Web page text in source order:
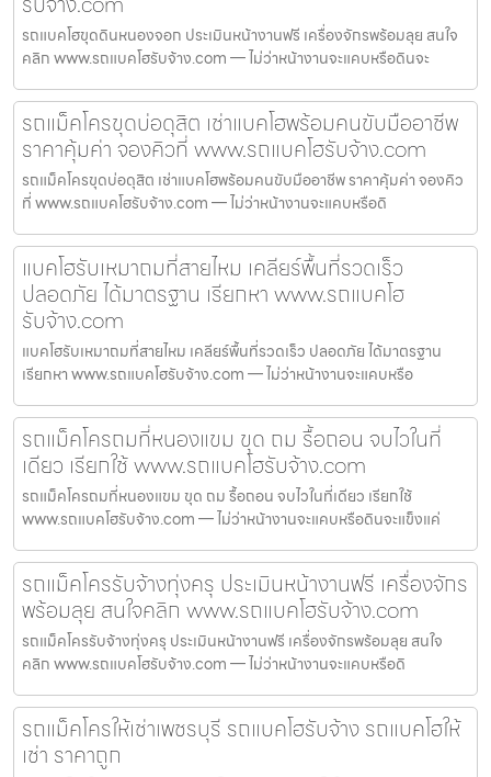
รถแบคโฮขุดดินหนองจอก ประเมินหน้างานฟรี เครื่องจักรพร้อมลุย สนใจ
คลิก www.รถแบคโฮรับจ้าง.com — ไม่ว่าหน้างานจะแคบหรือดินจะ
รถแม็คโครขุดบ่อดุสิต เช่าแบคโฮพร้อมคนขับมืออาชีพ
ราคาคุ้มค่า จองคิวที่ www.รถแบคโฮรับจ้าง.com
รถแม็คโครขุดบ่อดุสิต เช่าแบคโฮพร้อมคนขับมืออาชีพ ราคาคุ้มค่า จองคิว
ที่ www.รถแบคโฮรับจ้าง.com — ไม่ว่าหน้างานจะแคบหรือดิ
แบคโฮรับเหมาถมที่สายไหม เคลียร์พื้นที่รวดเร็ว
ปลอดภัย ได้มาตรฐาน เรียกหา www.รถแบคโฮ
รับจ้าง.com
แบคโฮรับเหมาถมที่สายไหม เคลียร์พื้นที่รวดเร็ว ปลอดภัย ได้มาตรฐาน
เรียกหา www.รถแบคโฮรับจ้าง.com — ไม่ว่าหน้างานจะแคบหรือ
รถแม็คโครถมที่หนองแขม ขุด ถม รื้อถอน จบไวในที่
เดียว เรียกใช้ www.รถแบคโฮรับจ้าง.com
รถแม็คโครถมที่หนองแขม ขุด ถม รื้อถอน จบไวในที่เดียว เรียกใช้
www.รถแบคโฮรับจ้าง.com — ไม่ว่าหน้างานจะแคบหรือดินจะแข็งแค่
รถแม็คโครรับจ้างทุ่งครุ ประเมินหน้างานฟรี เครื่องจักร
พร้อมลุย สนใจคลิก www.รถแบคโฮรับจ้าง.com
รถแม็คโครรับจ้างทุ่งครุ ประเมินหน้างานฟรี เครื่องจักรพร้อมลุย สนใจ
คลิก www.รถแบคโฮรับจ้าง.com — ไม่ว่าหน้างานจะแคบหรือดิ
รถแม็คโครให้เช่าเพชรบุรี รถแบคโฮรับจ้าง รถแบคโฮให้
เช่า ราคาถูก